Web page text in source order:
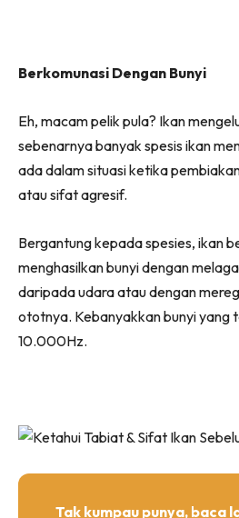
Berkomunasi Dengan Bunyi
Eh, macam pelik pula? Ikan
sebenarnya banyak spesis ikan
ada dalam situasi ketika
atau sifat agresif.
Bergantung kepada spesies, ikan
menghasilkan bunyi dengan
daripada udara atau dengan
ototnya. Kebanyakkan bunyi yang
10.000Hz.
Tak kumpau punya, baca